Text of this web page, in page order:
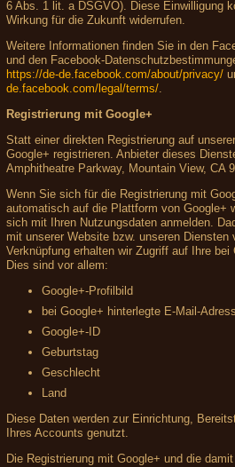
6 Abs. 1 lit. a DSGVO). Diese Einwilligung
Wirkung für die Zukunft widerrufen.
Weitere Informationen finden Sie in den
und den Facebook-
https://de-de.facebook.com/about/privacy/
de.facebook.com/legal/terms/.
Registrierung mit Google+
Statt einer direkten Registrierung auf
Google+ registrieren. Anbieter dieses
Amphitheatre Parkway, Mountain View, CA
Wenn Sie sich für die Registrierung mit
automatisch auf die Plattform von Google+
sich mit Ihren Nutzungsdaten anmelden.
mit unserer Website bzw. unseren Diensten
Verknüpfung erhalten wir Zugriff auf Ihre bei
Dies sind vor allem:
Google+-Profilbild
bei Google+ hinterlegte E-Mail-
Google+-ID
Geburtstag
Geschlecht
Land
Diese Daten werden zur Einrichtung,
Ihres Accounts genutzt.
Die Registrierung mit Google+ und die